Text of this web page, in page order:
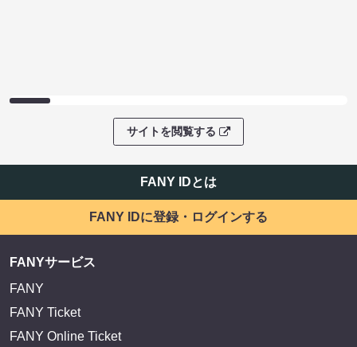
サイトを閲覧する
FANY IDとは
FANY IDに登録・ログインする
FANYサービス
FANY
FANY Ticket
FANY Online Ticket